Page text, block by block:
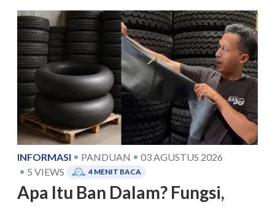
INFORMASI PANDUAN
03 AGUSTUS 2026
5 VIEWS 4 MENIT BACA
Apa Itu Ban Dalam? Fungsi,